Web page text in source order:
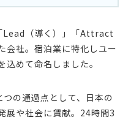
Lead（導く）」「Attract
会社。宿泊業に特化しユー
めて命名しました。
の通過点として、日本の
展や社会に賃献。24時間3